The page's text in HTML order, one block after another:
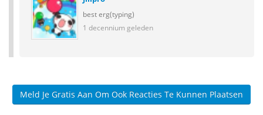
best erg(typing)
1 decennium geleden
Meld Je Gratis Aan Om Ook Reacties Te Kunnen Plaatsen